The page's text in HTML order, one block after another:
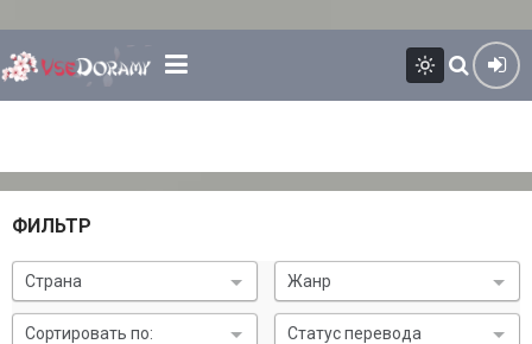
ФИЛЬТР
Страна Жанр
Сортировать по: Статус перевода